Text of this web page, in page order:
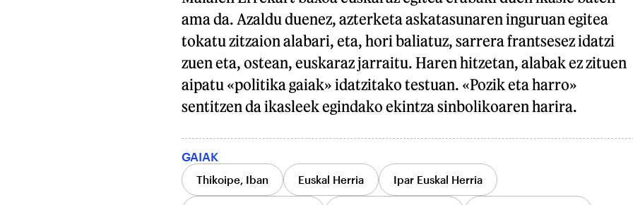
ama da. Azaldu duenez, azterketa askatasunaren inguruan egitea
tokatu zitzaion alabari, eta, hori baliatuz, sarrera frantsesez idatzi
zuen eta, ostean, euskaraz jarraitu. Haren hitzetan, alabak ez zituen
aipatu «politika gaiak» idatzitako testuan. «Pozik eta harro»
sentitzen da ikasleek egindako ekintza sinbolikoaren harira.
GAIAK
Thikoipe, Iban Euskal Herria Ipar Euskal Herria